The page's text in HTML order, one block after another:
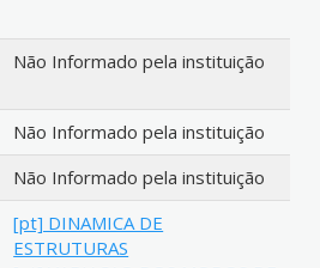
Não Informado pela instituição
Não Informado pela instituição
Não Informado pela instituição
[pt] DINAMICA DE
ESTRUTURAS